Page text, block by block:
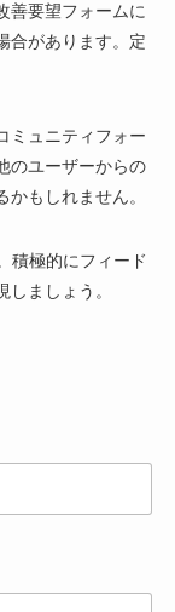
善要望フォームに
合があります。定
ミュニティフォー
のユーザーからの
もしれません。
積極的にフィード
ましょう。